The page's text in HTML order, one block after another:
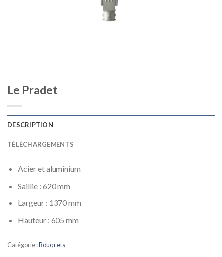
Le Pradet
DESCRIPTION
TÉLÉCHARGEMENTS
Acier et aluminium
Saillie : 620 mm
Largeur : 1370 mm
Hauteur : 605 mm
Catégorie :Bouquets